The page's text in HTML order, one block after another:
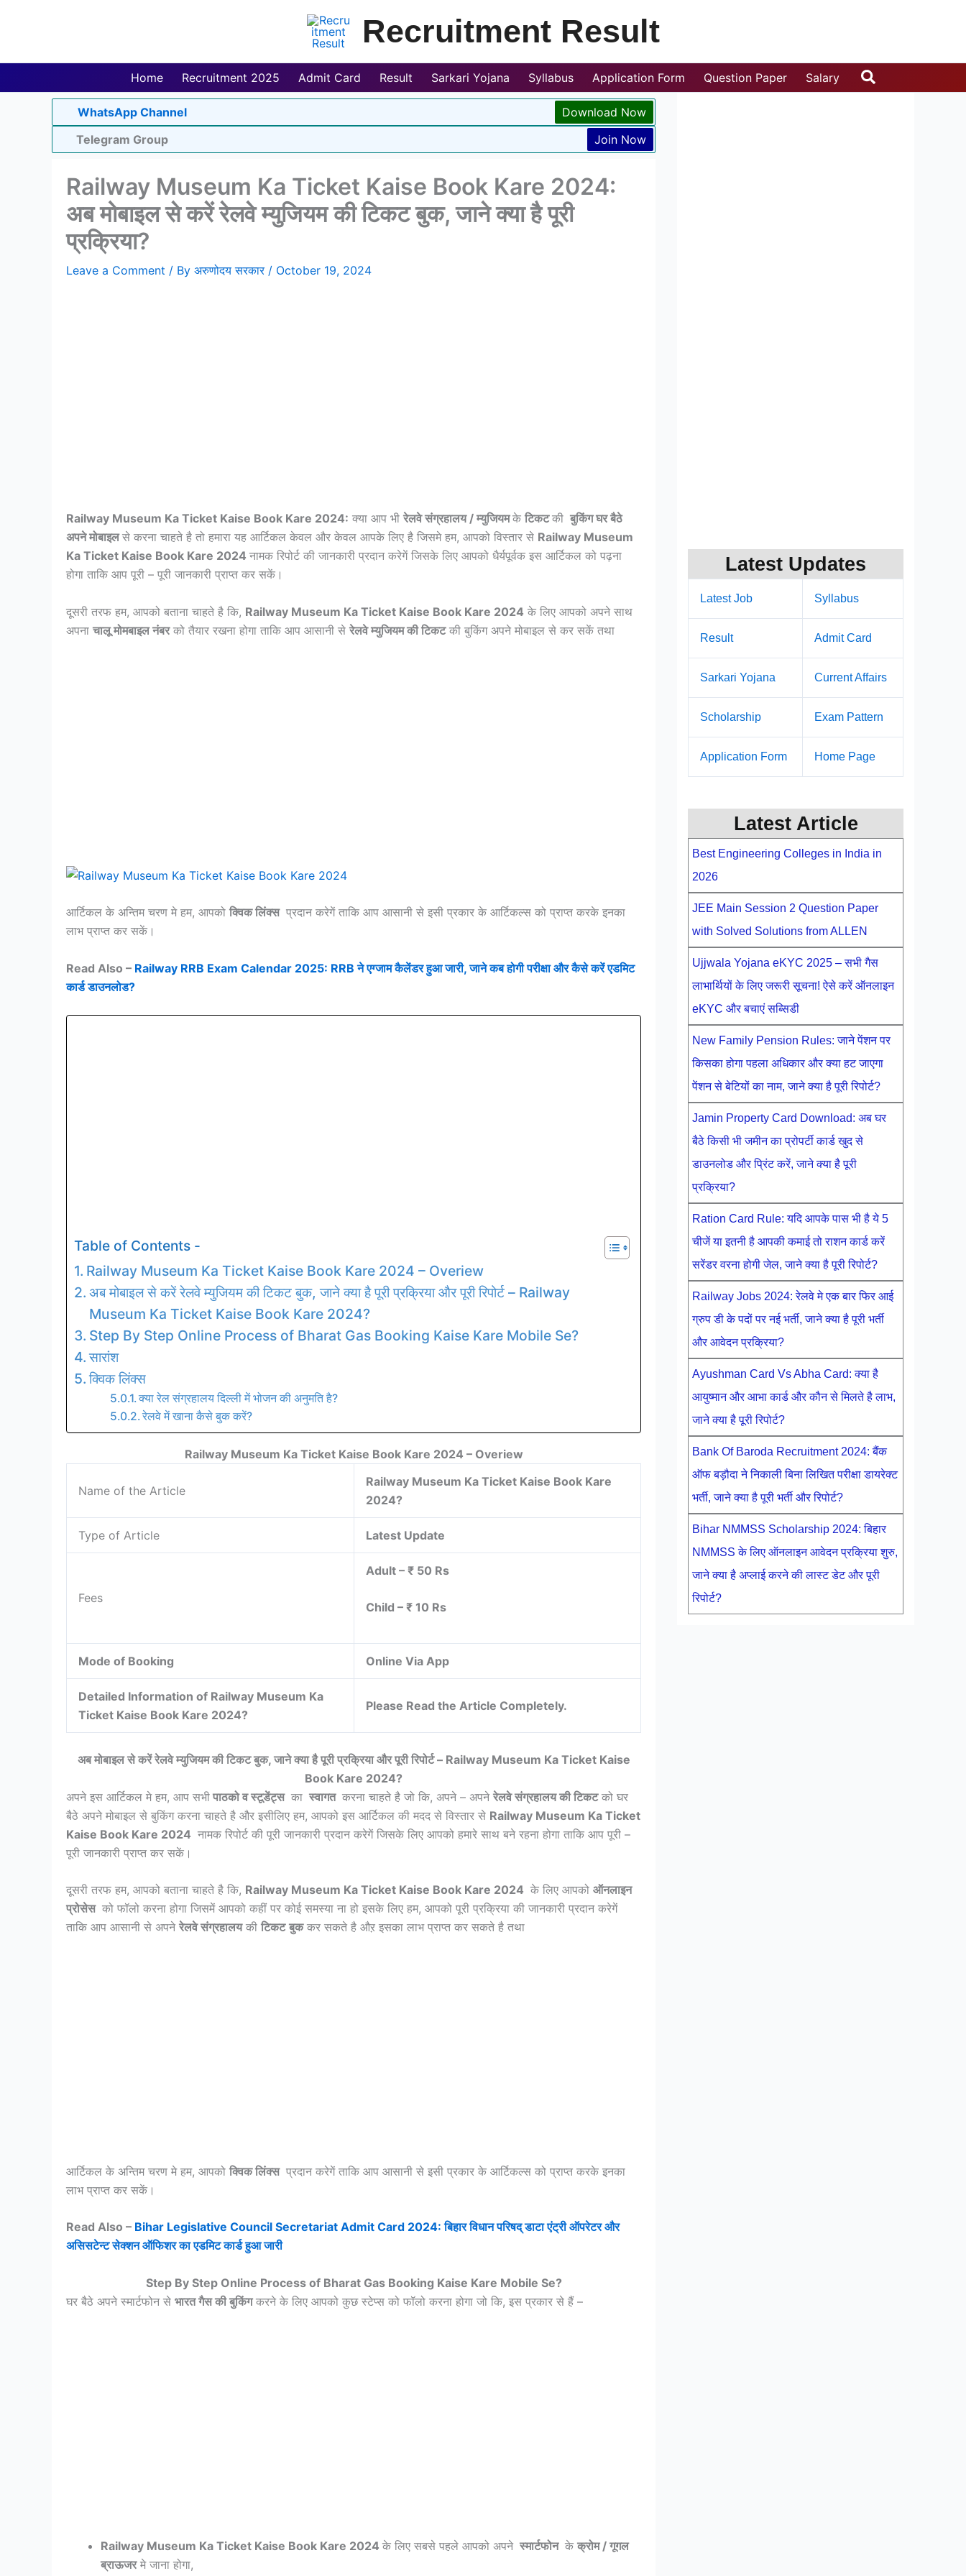
Recruitment Result
Home Recruitment 2025 Admit Card Result Sarkari Yojana Syllabus Application Form Question Paper Salary Search
WhatsApp Channel
Download Now
Telegram Group
Join Now
Railway Museum Ka Ticket Kaise Book Kare 2024:
अब मोबाइल से करें रेलवे म्युजियम की टिकट बुक, जाने क्या है पूरी
प्रक्रिया?
Leave a Comment / By अरुणोदय सरकार / October 19, 2024
Railway Museum Ka Ticket Kaise Book Kare 2024: क्या आप भी रेलवे संग्रहालय / म्युजियमके टिकट की बुकिंग घर बैठे
अपने मोबाइलसे करना चाहते है तो हमारा यह आर्टिकल केवल और केवल आपके लिए है जिसमे हम, आपको विस्तार से Railway Museum
Ka Ticket Kaise Book Kare 2024 नामक रिपोर्ट की जानकारी प्रदान करेगें जिसके लिए आपको धैर्यपूर्वक इस आर्टिकल को पढ़ना
होगा ताकि आप पूरी – पूरी जानकारी प्राप्त कर सकें।
दूसरी तरफ हम, आपको बताना चाहते है कि, Railway Museum Ka Ticket Kaise Book Kare 2024 के लिए आपको अपने साथ
अपना चालू मोमबाइल नंबरको तैयार रखना होगा ताकि आप आसानी से रेलवे म्युजियम की टिकटकी बुकिंग अपने मोबाइल से कर सकें तथा
आर्टिकल के अन्तिम चरण मे हम, आपको क्विक लिंक्स प्रदान करेगें ताकि आप आसानी से इसी प्रकार के आर्टिकल्स को प्राप्त करके इनका
लाभ प्राप्त कर सकें।
Read Also – Railway RRB Exam Calendar 2025: RRB ने एग्जाम कैलेंडर हुआ जारी, जाने कब होगी परीक्षा और कैसे करें एडमिट
कार्ड डाउनलोड?
Table of Contents -
Railway Museum Ka Ticket Kaise Book Kare 2024 – Overiew
अब मोबाइल से करें रेलवे म्युजियम की टिकट बुक, जाने क्या है पूरी प्रक्रिया और पूरी रिपोर्ट – Railway
Museum Ka Ticket Kaise Book Kare 2024?
Step By Step Online Process of Bharat Gas Booking Kaise Kare Mobile Se?
सारांश
क्विक लिंक्स
क्या रेल संग्रहालय दिल्ली में भोजन की अनुमति है?
रेलवे में खाना कैसे बुक करें?
Railway Museum Ka Ticket Kaise Book Kare 2024 – Overiew
Name of the Article
Railway Museum Ka Ticket Kaise Book Kare
2024?
Type of Article Latest Update
Fees
Adult – ₹ 50 Rs
Child – ₹ 10 Rs
Mode of Booking Online Via App
Detailed Information of Railway Museum Ka
Ticket Kaise Book Kare 2024?
Please Read the Article Completely.
अब मोबाइल से करें रेलवे म्युजियम की टिकट बुक, जाने क्या है पूरी प्रक्रिया और पूरी रिपोर्ट – Railway Museum Ka Ticket Kaise
Book Kare 2024?
अपने इस आर्टिकल मे हम, आप सभी पाठको व स्टूडेंट्स का स्वागत करना चाहते है जो कि, अपने – अपने रेलवे संग्रहालय की टिकटको घर
बैठे अपने मोबाइल से बुकिंग करना चाहते है और इसीलिए हम, आपको इस आर्टिकल की मदद से विस्तार से Railway Museum Ka Ticket
Kaise Book Kare 2024 नामक रिपोर्ट की पूरी जानकारी प्रदान करेगें जिसके लिए आपको हमारे साथ बने रहना होगा ताकि आप पूरी –
पूरी जानकारी प्राप्त कर सकें।
दूसरी तरफ हम, आपको बताना चाहते है कि, Railway Museum Ka Ticket Kaise Book Kare 2024 के लिए आपको ऑनलाइन
प्रोसेस को फॉलो करना होगा जिसमें आपको कहीं पर कोई समस्या ना हो इसके लिए हम, आपको पूरी प्रक्रिया की जानकारी प्रदान करेगें
ताकि आप आसानी से अपने रेलवे संग्रहालयकी टिकट बुककर सकते है औऱ इसका लाभ प्राप्त कर सकते है तथा
आर्टिकल के अन्तिम चरण मे हम, आपको क्विक लिंक्स प्रदान करेगें ताकि आप आसानी से इसी प्रकार के आर्टिकल्स को प्राप्त करके इनका
लाभ प्राप्त कर सकें।
Read Also – Bihar Legislative Council Secretariat Admit Card 2024: बिहार विधान परिषद् डाटा एंट्री ऑपरेटर और
असिसटेन्ट सेक्शन ऑफिशर का एडमिट कार्ड हुआ जारी
Step By Step Online Process of Bharat Gas Booking Kaise Kare Mobile Se?
घर बैठे अपने स्मार्टफोन से भारत गैस की बुकिंगकरने के लिए आपको कुछ स्टेप्स को फॉलो करना होगा जो कि, इस प्रकार से हैं –
Railway Museum Ka Ticket Kaise Book Kare 2024 के लिए सबसे पहले आपको अपने स्मार्टफोन के क्रोम / गूगल
ब्राऊजरमे जाना होगा,
Latest Updates
Latest Job Syllabus
Result Admit Card
Sarkari Yojana Current Affairs
Scholarship Exam Pattern
Application Form Home Page
Latest Article
Best Engineering Colleges in India in
2026
JEE Main Session 2 Question Paper
with Solved Solutions from ALLEN
Ujjwala Yojana eKYC 2025 – सभी गैस
लाभार्थियों के लिए जरूरी सूचना! ऐसे करें ऑनलाइन
eKYC और बचाएं सब्सिडी
New Family Pension Rules: जाने पेंशन पर
किसका होगा पहला अधिकार और क्या हट जाएगा
पेंशन से बेटियों का नाम, जाने क्या है पूरी रिपोर्ट?
Jamin Property Card Download: अब घर
बैठे किसी भी जमीन का प्रोपर्टी कार्ड खुद से
डाउनलोड और प्रिंट करें, जाने क्या है पूरी
प्रक्रिया?
Ration Card Rule: यदि आपके पास भी है ये 5
चीजें या इतनी है आपकी कमाई तो राशन कार्ड करें
सरेंडर वरना होगी जेल, जाने क्या है पूरी रिपोर्ट?
Railway Jobs 2024: रेलवे मे एक बार फिर आई
ग्रुप डी के पदों पर नई भर्ती, जाने क्या है पूरी भर्ती
और आवेदन प्रक्रिया?
Ayushman Card Vs Abha Card: क्या है
आयुष्मान और आभा कार्ड और कौन से मिलते है लाभ,
जाने क्या है पूरी रिपोर्ट?
Bank Of Baroda Recruitment 2024: बैंक
ऑफ बड़ौदा ने निकाली बिना लिखित परीक्षा डायरेक्ट
भर्ती, जाने क्या है पूरी भर्ती और रिपोर्ट?
Bihar NMMSS Scholarship 2024: बिहार
NMMSS के लिए ऑनलाइन आवेदन प्रक्रिया शुरु,
जाने क्या है अप्लाई करने की लास्ट डेट और पूरी
रिपोर्ट?